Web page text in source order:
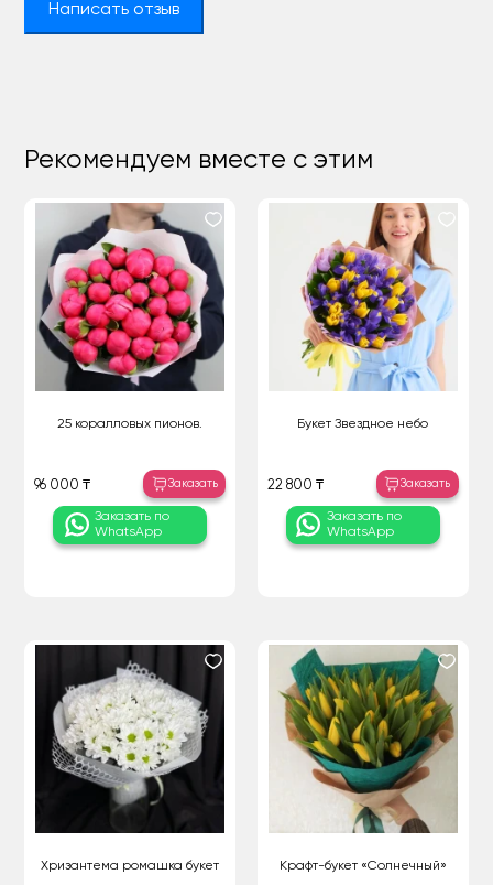
Написать отзыв
Рекомендуем вместе с этим
25 коралловых пионов.
96 000 ₸ Заказать
Заказать по
WhatsApp
Букет Звездное небо
22 800 ₸ Заказать
Заказать по
WhatsApp
Хризантема ромашка букет Крафт-букет «Солнечный»